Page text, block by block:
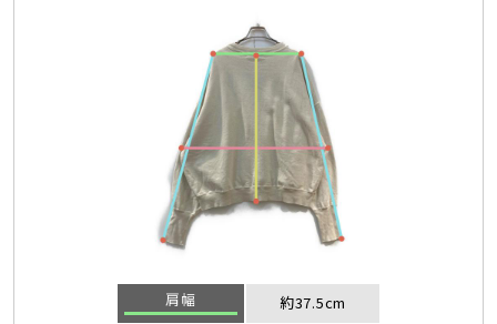
肩幅
約37.5cm